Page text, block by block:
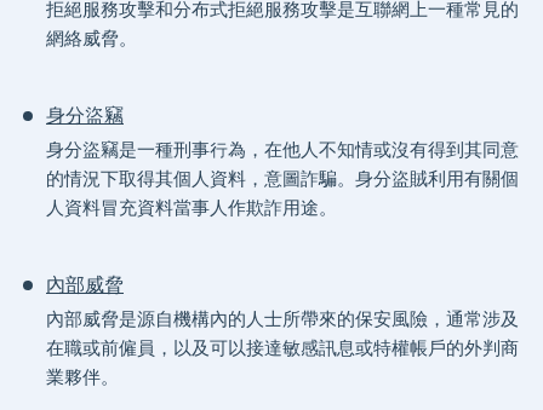
拒絕服務攻擊和分布式拒絕服務攻擊是互聯網上一種常見的
網絡威脅。
身分盜竊
身分盜竊是一種刑事行為，在他人不知情或沒有得到其同意
的情況下取得其個人資料，意圖詐騙。身分盜賊利用有關個
人資料冒充資料當事人作欺詐用途。
內部威脅
內部威脅是源自機構內的人士所帶來的保安風險，通常涉及
在職或前僱員，以及可以接達敏感訊息或特權帳戶的外判商
業夥伴。